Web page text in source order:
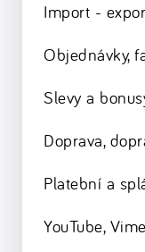
Import -
Objednávky,
Slevy a
Doprava,
Platební a
YouTube,